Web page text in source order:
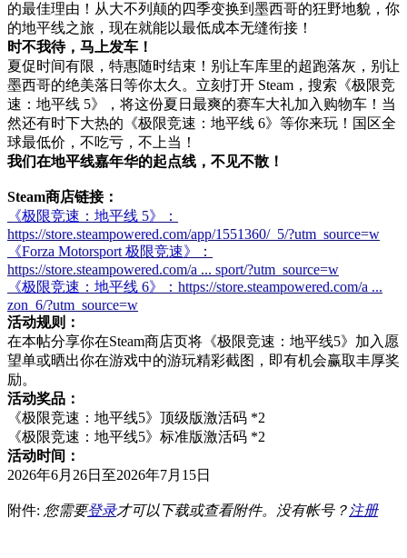
的最佳理由！从大不列颠的四季变换到墨西哥的狂野地貌，你
的地平线之旅，现在就能以最低成本无缝衔接！
时不我待，马上发车！
夏促时间有限，特惠随时结束！别让车库里的超跑落灰，别让
墨西哥的绝美落日等你太久。立刻打开 Steam，搜索《极限竞
速：地平线 5》，将这份夏日最爽的赛车大礼加入购物车！当
然还有时下大热的《极限竞速：地平线 6》等你来玩！国区全
球最低价，不吃亏，不上当！
我们在地平线嘉年华的起点线，不见不散！
Steam商店链接：
《极限竞速：地平线 5》：
https://store.steampowered.com/app/1551360/_5/?utm_source=w
《Forza Motorsport 极限竞速》：
https://store.steampowered.com/a ... sport/?utm_source=w
《极限竞速：地平线 6》： https://store.steampowered.com/a ...
zon_6/?utm_source=w
活动规则：
在本帖分享你在Steam商店页将《极限竞速：地平线5》加入愿
望单或晒出你在游戏中的游玩精彩截图，即有机会赢取丰厚奖
励。
活动奖品：
《极限竞速：地平线5》顶级版激活码 *2
《极限竞速：地平线5》标准版激活码 *2
活动时间：
2026年6月26日至2026年7月15日
附件: 您需要登录才可以下载或查看附件。没有帐号？ 注册